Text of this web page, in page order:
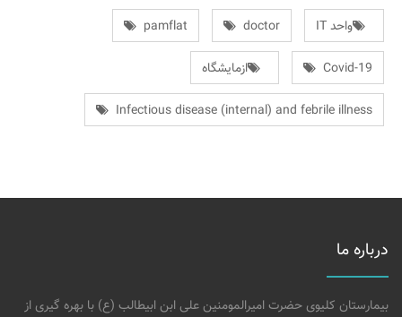
واحد IT doctor
pamflat
Covid-19 ازمایشگاه
Infectious disease (internal) and febrile illness
درباره ما
بیمارستان کلیوی حضرت امیرالمومنین علی ابن ابیطالب (ع) با بهره گیری از